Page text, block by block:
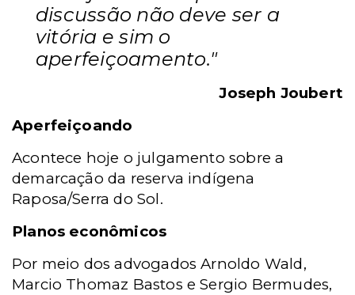
discussão não deve ser a
vitória e sim o
aperfeiçoamento."
Joseph Joubert
Aperfeiçoando
Acontece hoje o julgamento sobre a
demarcação da reserva indígena
Raposa/Serra do Sol.
Planos econômicos
Por meio dos advogados Arnoldo Wald,
Marcio Thomaz Bastos e Sergio Bermudes,